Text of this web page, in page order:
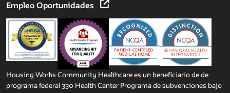
Empleo Oportunidades
Housing Works Community Healthcare es un beneficiario de de
programa federal 330 Health Center Programa de subvenciones bajo